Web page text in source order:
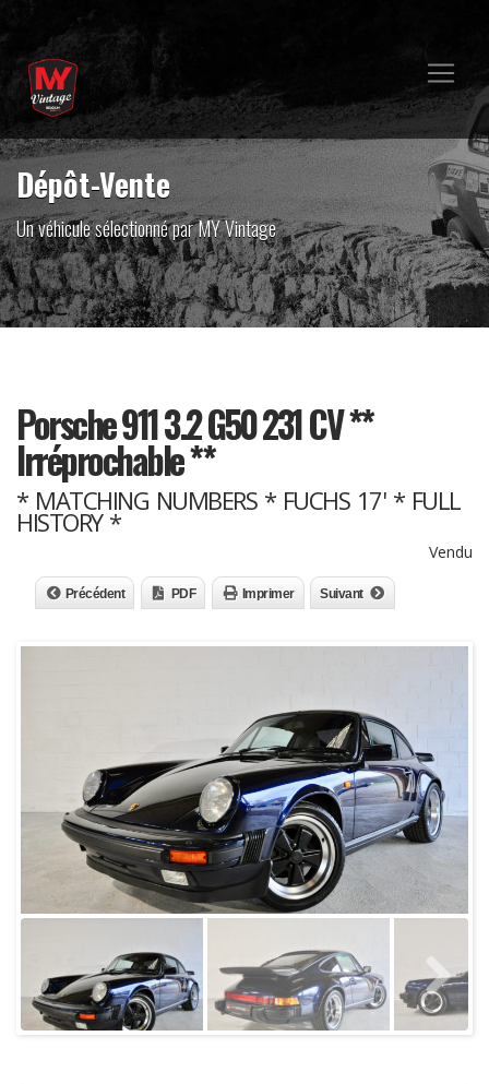
Dépôt-Vente
Un véhicule sélectionné par MY Vintage
Porsche 911 3.2 G50 231 CV **
Irréprochable **
* MATCHING NUMBERS * FUCHS 17' * FULL
HISTORY *
Vendu
Précédent PDF Imprimer Suivant